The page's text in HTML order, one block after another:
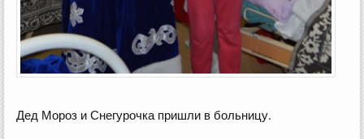
Дед Мороз и Снегурочка пришли в больницу.